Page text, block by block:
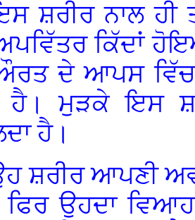
ਸ਼ਰੀਰ ਨਾਲ ਹੀ
ਕਿੱਦਾਂ
ਦੇ ਆਪਸ ਵਿੱਚ
ਹੈ। ਮੁੜਕੇ ਇਸ
ਹੈ।
ਸ਼ਰੀਰ ਆਪਣੀ
ਫਿਰ ਉਹਦਾ